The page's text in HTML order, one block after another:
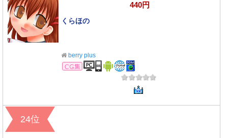
440円
くらほの
berry plus
CG集
24位